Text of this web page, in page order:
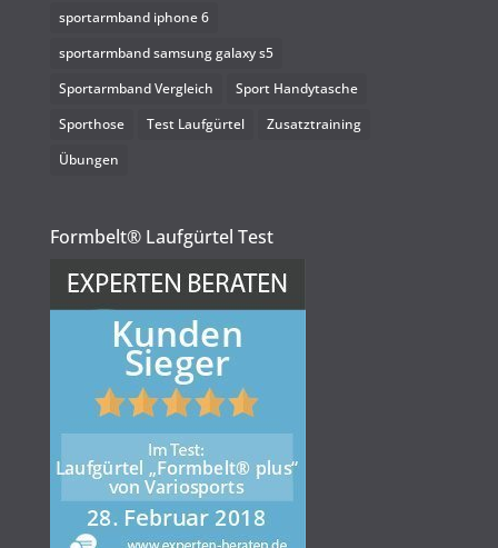
sportarmband iphone 6
sportarmband samsung galaxy s5
Sportarmband Vergleich
Sport Handytasche
Sporthose
Test Laufgürtel
Zusatztraining
Übungen
Formbelt® Laufgürtel Test